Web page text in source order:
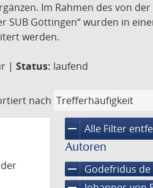
Im Rahmen des von
Göttingen“ wurden in
werden.
| Status: laufend
nach
remove Alle Filter
Autoren
remove Godefridus de